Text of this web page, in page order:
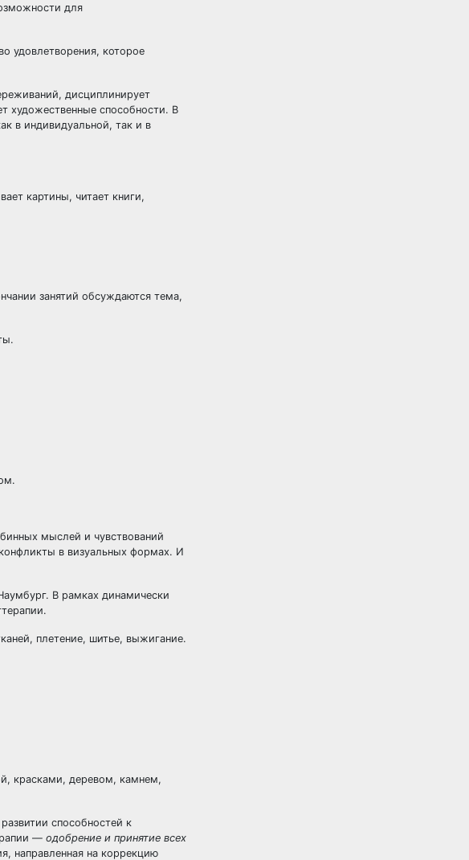
для
удовлетворения, которое
дисциплинирует
художественные способности. В
в индивидуальной, так и в
картины, читает книги,
занятий обсуждаются тема,
мыслей и чувствований
в визуальных формах. И
В рамках динамически
плетение, шитье, выжигание.
красками, деревом, камнем,
способностей к
— одобрение и принятие всех
направленная на коррекцию